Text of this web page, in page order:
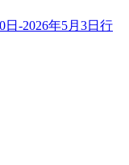
日-2026年5月3日行